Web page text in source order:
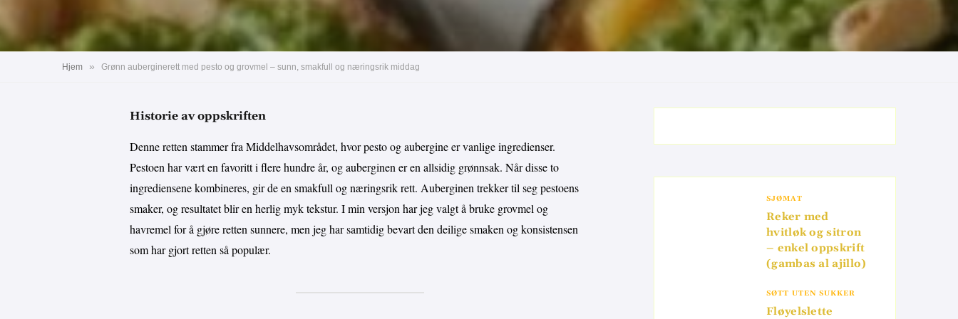
Hjem » Grønn auberginerett med pesto og grovmel – sunn, smakfull og næringsrik middag
Historie av oppskriften
Denne retten stammer fra Middelhavsområdet, hvor pesto og aubergine er vanlige ingredienser.
Pestoen har vært en favoritt i flere hundre år, og auberginen er en allsidig grønnsak. Når disse to
ingrediensene kombineres, gir de en smakfull og næringsrik rett. Auberginen trekker til seg pestoens
smaker, og resultatet blir en herlig myk tekstur. I min versjon har jeg valgt å bruke grovmel og
havremel for å gjøre retten sunnere, men jeg har samtidig bevart den deilige smaken og konsistensen
som har gjort retten så populær.
SJØMAT
Reker med
hvitløk og sitron
– enkel oppskrift
(gambas al ajillo)
SØTT UTEN SUKKER
Fløyelslette